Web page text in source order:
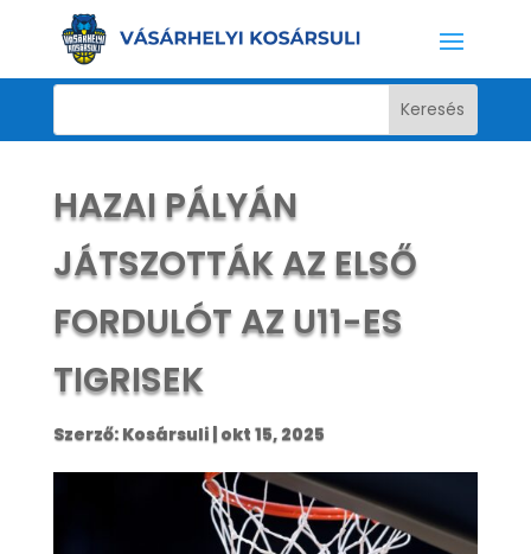
HAZAI PÁLYÁN
JÁTSZOTTÁK AZ ELSŐ
FORDULÓT AZ U11-ES
TIGRISEK
Szerző: Kosársuli| okt 15, 2025